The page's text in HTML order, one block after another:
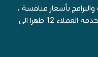
بأسعار منافسة ،
موثق في وزارة التجارة ، مواعيد عمل خدمة العملاء 12 ظهرا الى